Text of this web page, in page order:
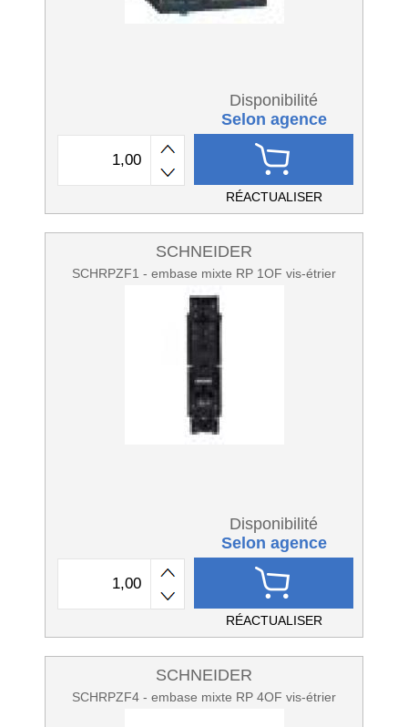
Disponibilité
Selon agence
RÉACTUALISER
SCHNEIDER
SCHRPZF1 - embase mixte RP 1OF vis-étrier
Disponibilité
Selon agence
RÉACTUALISER
SCHNEIDER
SCHRPZF4 - embase mixte RP 4OF vis-étrier